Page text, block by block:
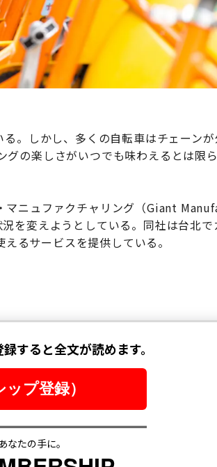
。しかし、多くの自転車はチェーン
の楽しさがいつでも味わえるとは限
マニュファクチャリング（Giant
を変えようとしている。同社は台北で
るサービスを提供している。